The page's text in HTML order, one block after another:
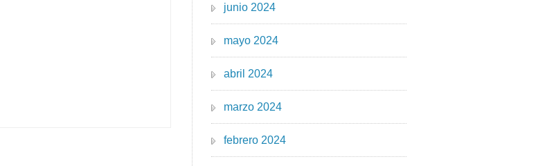
junio 2024
mayo 2024
abril 2024
marzo 2024
febrero 2024